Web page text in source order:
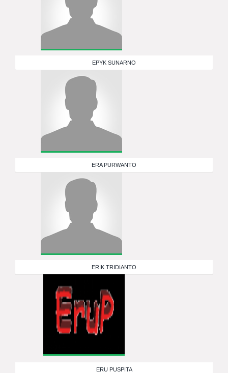
EPYK SUNARNO
ERA PURWANTO
ERIK TRIDIANTO
ERU PUSPITA